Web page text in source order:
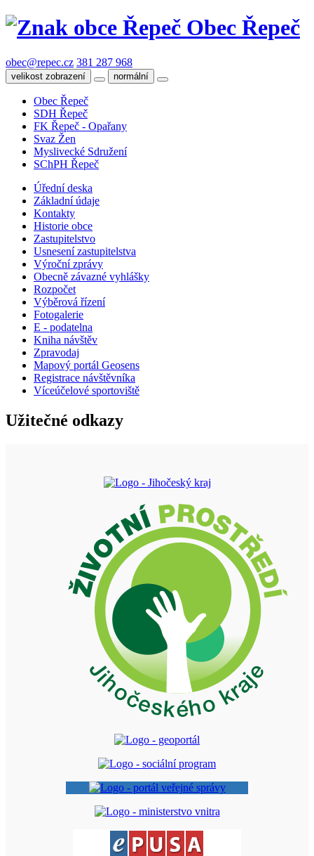
Obec Řepeč
obec@repec.cz 381 287 968
velikost zobrazení normální
Obec Řepeč
SDH Řepeč
FK Řepeč - Opařany
Svaz Žen
Myslivecké Sdružení
SChPH Řepeč
Úřední deska
Základní údaje
Kontakty
Historie obce
Zastupitelstvo
Usnesení zastupitelstva
Výroční zprávy
Obecně závazné vyhlášky
Rozpočet
Výběrová řízení
Fotogalerie
E - podatelna
Kniha návštěv
Zpravodaj
Mapový portál Geosens
Registrace návštěvníka
Víceúčelové sportoviště
Užitečné odkazy